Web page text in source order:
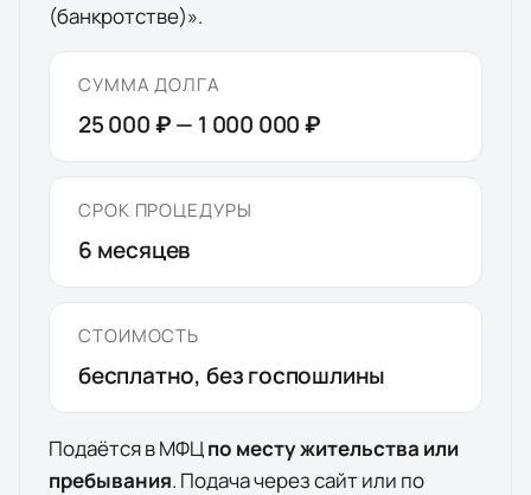
(банкротстве)».
СУММА ДОЛГА
25 000 ₽— 1 000 000 ₽
СРОК ПРОЦЕДУРЫ
6 месяцев
СТОИМОСТЬ
бесплатно, без госпошлины
Подаётся в МФЦпо месту жительства или
пребывания. Подача через сайт или по